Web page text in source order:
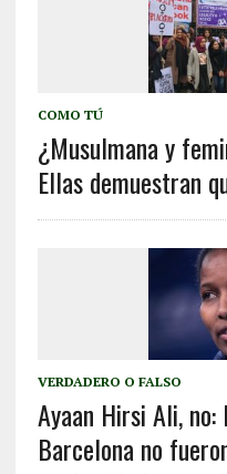
COMO TÚ
¿Musulmana y
Ellas demuestran
VERDADERO O FALSO
Ayaan Hirsi Ali,
Barcelona no